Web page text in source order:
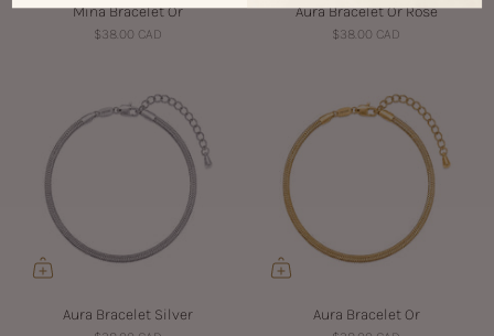
Mina Bracelet Or
$38.00 CAD
Aura Bracelet Or Rose
$38.00 CAD
Aura Bracelet Silver Aura Bracelet Or